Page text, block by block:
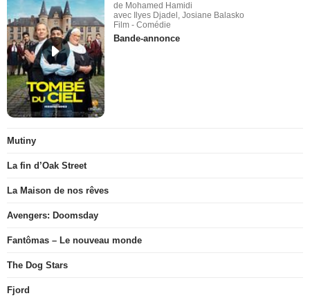
de Mohamed Hamidi
avec Ilyes Djadel, Josiane Balasko
Film - Comédie
Bande-annonce
Mutiny
La fin d’Oak Street
La Maison de nos rêves
Avengers: Doomsday
Fantômas – Le nouveau monde
The Dog Stars
Fjord